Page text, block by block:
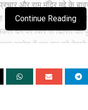
और राम मंदिर मुद्दे के
ढेर हो गई। यूपी में शिकस्त का
दम पर फिर से दिल्ली की
प्रदेश में इस हार को
सकते हैं।
Continue Reading